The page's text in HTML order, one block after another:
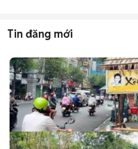
Tin đăng mới